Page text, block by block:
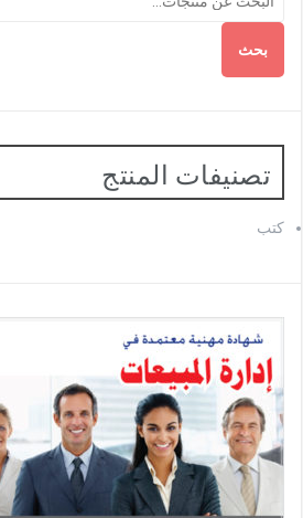
بحث
تصنيفات المنتج
كتب